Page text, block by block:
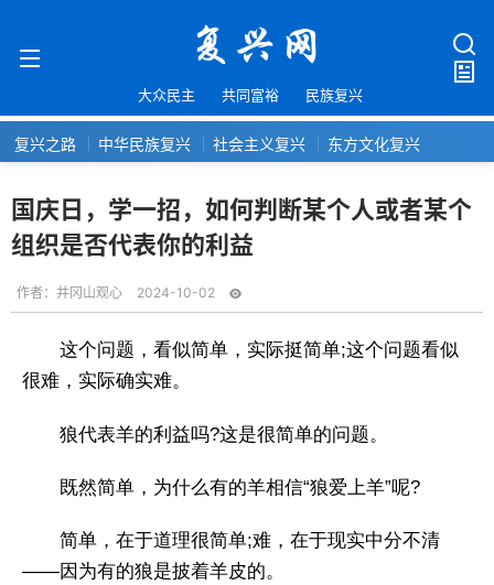
大众民主 共同富裕 民族复兴
复兴之路 中华民族复兴 社会主义复兴 东方文化复兴
国庆日，学一招，如何判断某个人或者某个
组织是否代表你的利益
作者： 井冈山观心 2024-10-02
这个问题，看似简单，实际挺简单;这个问题看似
很难，实际确实难。
狼代表羊的利益吗?这是很简单的问题。
既然简单，为什么有的羊相信“狼爱上羊”呢?
简单，在于道理很简单;难，在于现实中分不清
——因为有的狼是披着羊皮的。